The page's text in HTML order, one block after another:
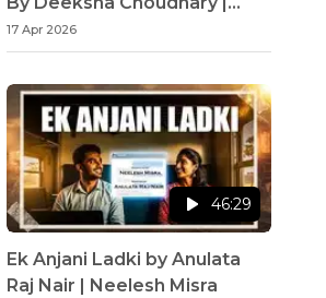
YKIB Season 7 | Neelesh
Misra
17 Apr 2026
46:29
Ek Anjani Ladki by Anulata
Raj Nair | Neelesh Misra